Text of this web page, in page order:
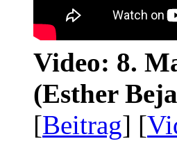
Video: 8.
(Esther
[Beitrag] [